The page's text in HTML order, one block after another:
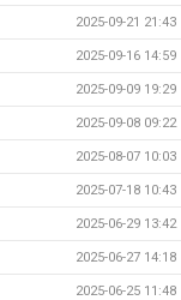
2025-09-21 21:43
2025-09-16 14:59
2025-09-09 19:29
2025-09-08 09:22
2025-08-07 10:03
2025-07-18 10:43
2025-06-29 13:42
2025-06-27 14:18
2025-06-25 11:48